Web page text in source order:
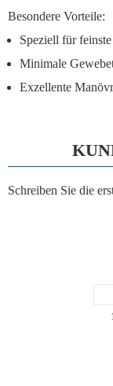
Besondere Vorteile:
Speziell für
Minimale
Exzellente
Schreiben Sie die